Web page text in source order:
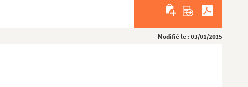
Modifié le : 03/01/2025